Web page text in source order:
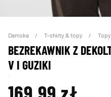
Damska T-shirty & topy Topy
BEZREKAWNIK Z
V I GUZIKI